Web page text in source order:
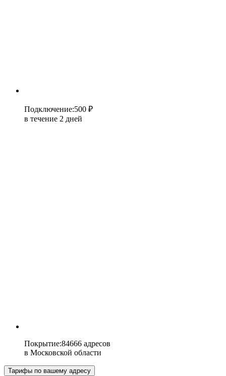
Подключение:500 ₽
в течение 2 дней
Покрытие:84666 адресов
в Московской области
Тарифы по вашему адресу